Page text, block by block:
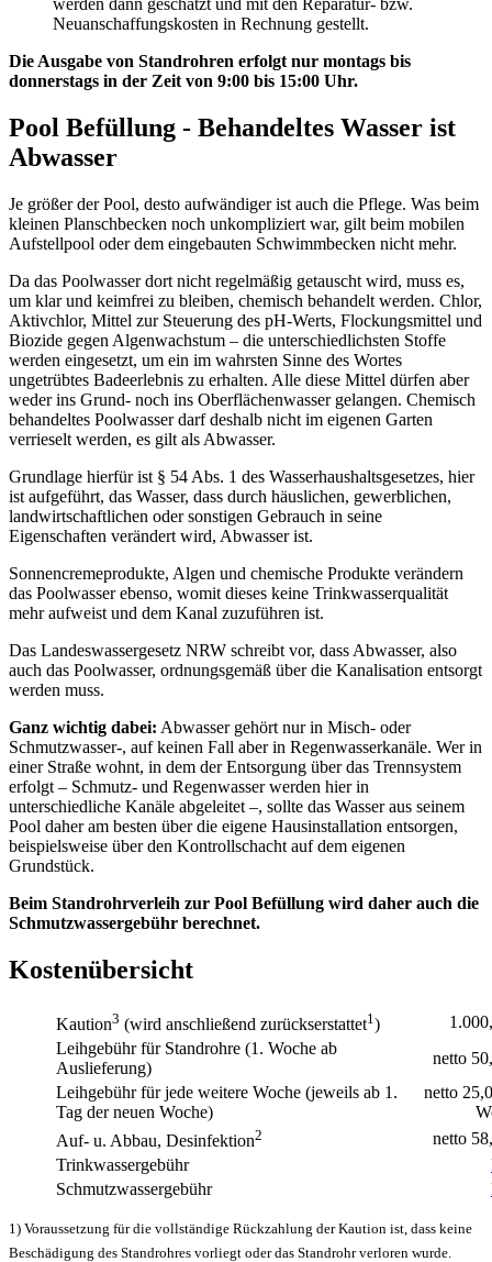
Neuanschaffungskosten in Rechnung gestellt.
Die Ausgabe von Standrohren erfolgt nur montags bis
donnerstags in der Zeit von 9:00 bis 15:00 Uhr.
Pool Befüllung - Behandeltes Wasser ist
Abwasser
Je größer der Pool, desto aufwändiger ist auch die Pflege. Was beim
kleinen Planschbecken noch unkompliziert war, gilt beim mobilen
Aufstellpool oder dem eingebauten Schwimmbecken nicht mehr.
Da das Poolwasser dort nicht regelmäßig getauscht wird, muss es,
um klar und keimfrei zu bleiben, chemisch behandelt werden. Chlor,
Aktivchlor, Mittel zur Steuerung des pH-Werts, Flockungsmittel und
Biozide gegen Algenwachstum – die unterschiedlichsten Stoffe
werden eingesetzt, um ein im wahrsten Sinne des Wortes
ungetrübtes Badeerlebnis zu erhalten. Alle diese Mittel dürfen aber
weder ins Grund- noch ins Oberflächenwasser gelangen. Chemisch
behandeltes Poolwasser darf deshalb nicht im eigenen Garten
verrieselt werden, es gilt als Abwasser.
Grundlage hierfür ist § 54 Abs. 1 des Wasserhaushaltsgesetzes, hier
ist aufgeführt, das Wasser, dass durch häuslichen, gewerblichen,
landwirtschaftlichen oder sonstigen Gebrauch in seine
Eigenschaften verändert wird, Abwasser ist.
Sonnencremeprodukte, Algen und chemische Produkte verändern
das Poolwasser ebenso, womit dieses keine Trinkwasserqualität
mehr aufweist und dem Kanal zuzuführen ist.
Das Landeswassergesetz NRW schreibt vor, dass Abwasser, also
auch das Poolwasser, ordnungsgemäß über die Kanalisation entsorgt
werden muss.
Ganz wichtig dabei: Abwasser gehört nur in Misch- oder
Schmutzwasser-, auf keinen Fall aber in Regenwasserkanäle. Wer in
einer Straße wohnt, in dem der Entsorgung über das Trennsystem
erfolgt – Schmutz- und Regenwasser werden hier in
unterschiedliche Kanäle abgeleitet –, sollte das Wasser aus seinem
Pool daher am besten über die eigene Hausinstallation entsorgen,
beispielsweise über den Kontrollschacht auf dem eigenen
Grundstück.
Beim Standrohrverleih zur Pool Befüllung wird daher auch die
Schmutzwassergebühr berechnet.
Kostenübersicht
Kaution3 (wird anschließend zurückserstattet1 )
Leihgebühr für Standrohre (1. Woche ab
Auslieferung)
netto
Leihgebühr für jede weitere Woche (jeweils ab 1.
Tag der neuen Woche)
netto
Auf- u. Abbau, Desinfektion2
netto
Trinkwassergebühr
Schmutzwassergebühr
1) Voraussetzung für die vollständige Rückzahlung der Kaution ist, dass keine
Beschädigung des Standrohres vorliegt oder das Standrohr verloren wurde.